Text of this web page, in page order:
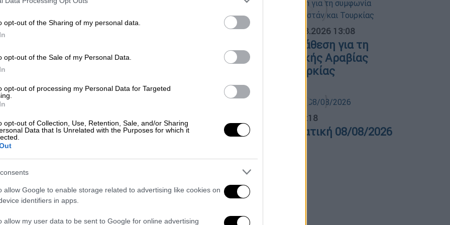
opt-out of the Sharing of my personal data.
opt-out of the Sale of my Personal Data.
opt-out of processing my Personal Data for Targeted
opt-out of Collection, Use, Retention, Sale, and/or Sharing
Data that Is Unrelated with the Purposes for which it
allow Google to enable storage related to advertising like cookies on
identifiers in apps.
allow my user data to be sent to Google for online advertising
Λάρα Φαμπιάν: Η κορυφαία
στην Αθήνα
Christmas Theater στην Αθήνα, για να
μας χαρίσει μια μοναδική μουσική
Moonwalk: Μια ονειρική βόλτα στο
ΑΠΟΣΠΑΣΜΑΤΑ... 08.08.2026 13:08
Πολιτική αντιπαράθεση για τη
συμφωνία Σαουδικής Αραβίας
,Πακιστάν και Τουρκίας
08.08.2026 16:18
Δελτίο στην νοηματική 08/08/2026